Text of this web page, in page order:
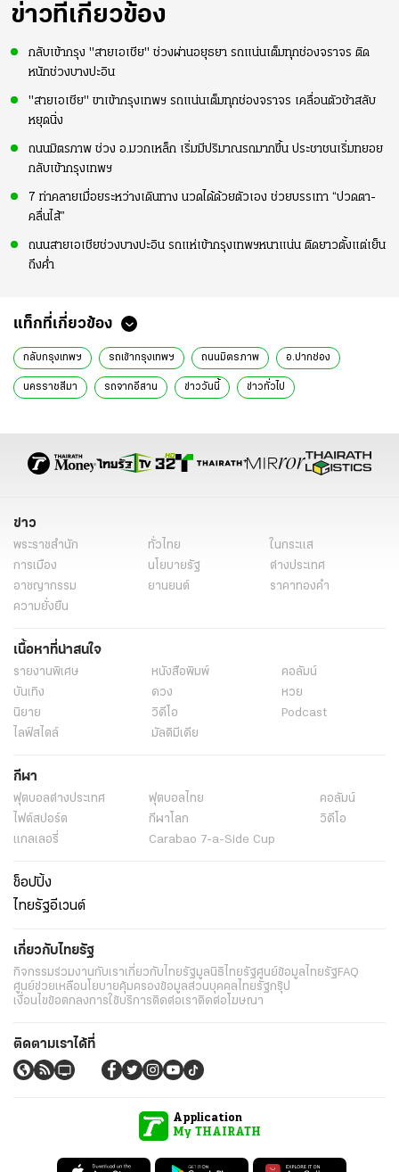
ข่าวที่เกี่ยวข้อง
กลับเข้ากรุง "สายเอเชีย" ช่วงผ่านอยุธยา รถแน่นเต็มทุกช่องจราจร ติด
หนักช่วงบางปะอิน
"สายเอเชีย" ขาเข้ากรุงเทพฯ รถแน่นเต็มทุกช่องจราจร เคลื่อนตัวช้าสลับ
หยุดนิ่ง
ถนนมิตรภาพ ช่วง อ.มวกเหล็ก เริ่มมีปริมาณรถมากขึ้น ประชาชนเริ่มทยอย
กลับเข้ากรุงเทพฯ
7 ท่าคลายเมื่อยระหว่างเดินทาง นวดได้ด้วยตัวเอง ช่วยบรรเทา “ปวดตา-
คลื่นไส้”
ถนนสายเอเชียช่วงบางปะอิน รถแห่เข้ากรุงเทพฯหนาแน่น ติดยาวตั้งแต่เย็น
ถึงค่ำ
แท็กที่เกี่ยวข้อง
กลับกรุงเทพฯ รถเข้ากรุงเทพฯ ถนนมิตรภาพ อ.ปากช่อง
นครราชสีมา รถจากอีสาน ข่าววันนี้ ข่าวทั่วไป
ข่าว
พระราชสำนัก ทั่วไทย
ในกระแส
การเมือง
นโยบายรัฐ
ต่างประเทศ
อาชญากรรม
ยานยนต์
ราคาทองคำ
ความยั่งยืน
เนื้อหาที่น่าสนใจ
รายงานพิเศษ หนังสือพิมพ์
คอลัมน์
บันเทิง
ดวง
หวย
นิยาย
วิดีโอ
Podcast
ไลฟ์สไตล์
มัลติมีเดีย
กีฬา
ฟุตบอลต่่างประเทศ ฟุตบอลไทย
คอลัมน์
ไฟต์สปอร์ต
กีฬาโลก
วิดีโอ
แกลเลอรี่
Carabao 7-a-Side Cup
ช็อปปิ้ง
ไทยรัฐอีเวนต์
เกี่ยวกับไทยรัฐ
กิจกรรมร่วมงานกับเราเกี่ยวกับไทยรัฐมูลนิธิไทยรัฐศูนย์ข้อมูลไทยรัฐFAQ
ศูนย์ช่วยเหลือนโยบายคุ้มครองข้อมูลส่วนบุคคลไทยรัฐกรุ๊ป
เงื่อนไขข้อตกลงการใช้บริการติดต่อเราติดต่อโฆษณา
ติดตามเราได้ที่
Application
My THAIRATH